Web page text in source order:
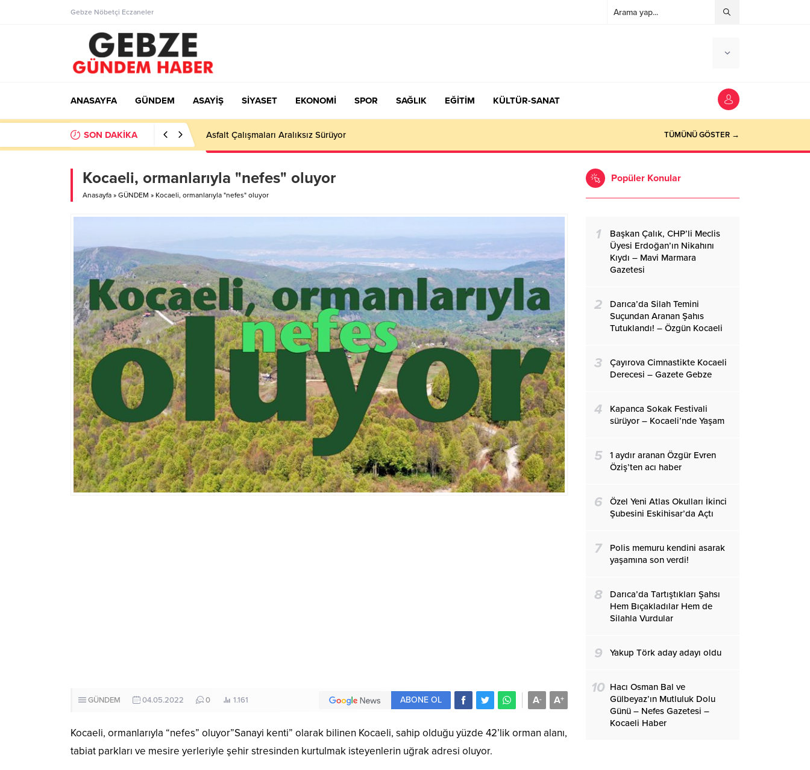
Gebze Nöbetçi Eczaneler
ANASAYFA GÜNDEM ASAYİŞ SİYASET EKONOMİ SPOR SAĞLIK EĞİTİM KÜLTÜR-SANAT
SON DAKİKA Ortaöğretime Geçiş Tercih ve Yerleştirme Kılavuzu yayımlandı – Nefes Gazetesi – Kocaeli Haber TÜMÜNÜ GÖSTER →
Kocaeli, ormanlarıyla "nefes" oluyor
Anasayfa » GÜNDEM » Kocaeli, ormanlarıyla "nefes" oluyor
GÜNDEM 04.05.2022 0 1.161 A+
A-
ABONE OL
Kocaeli, ormanlarıyla “nefes” oluyor”Sanayi kenti” olarak bilinen Kocaeli, sahip olduğu yüzde 42’lik orman alanı,
tabiat parkları ve mesire yerleriyle şehir stresinden kurtulmak isteyenlerin uğrak adresi oluyor.
Popüler Konular
1
Başkan Çalık, CHP’li Meclis
Üyesi Erdoğan’ın Nikahını
Kıydı – Mavi Marmara
Gazetesi
2
Darıca’da Silah Temini
Suçundan Aranan Şahıs
Tutuklandı! – Özgün Kocaeli
3
Çayırova Cimnastikte Kocaeli
Derecesi – Gazete Gebze
4
Kapanca Sokak Festivali
sürüyor – Kocaeli’nde Yaşam
5
1 aydır aranan Özgür Evren
Öziş’ten acı haber
6
Özel Yeni Atlas Okulları İkinci
Şubesini Eskihisar’da Açtı
7
Polis memuru kendini asarak
yaşamına son verdi!
8
Darıca’da Tartıştıkları Şahsı
Hem Bıçakladılar Hem de
Silahla Vurdular
9 Yakup Törk aday adayı oldu
10 Hacı Osman Bal ve
Gülbeyaz’ın Mutluluk Dolu
Günü – Nefes Gazetesi –
Kocaeli Haber